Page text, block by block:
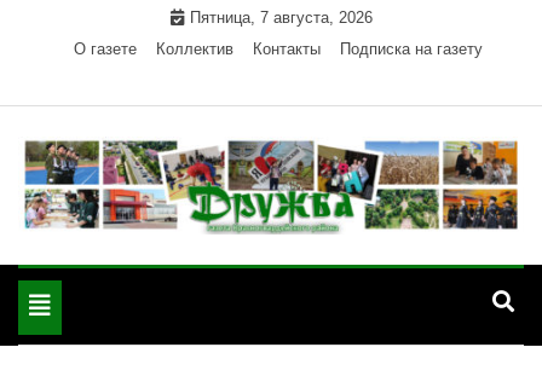
Пятница, 7 августа, 2026
О газете
Коллектив Контакты Подписка на газету
"Дружба" — газета
Красногвардейского района Республики Адыгея
Toggle
navigation